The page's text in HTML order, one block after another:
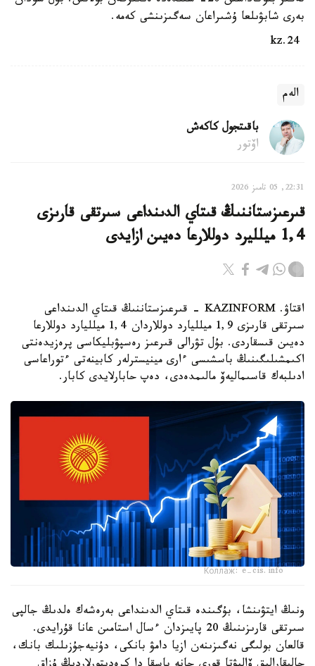
بەرى شابۋىلعا ۇشىراعان سەگىزىنشى كەمە.
الەم
باقىتجول كاكەش
اۆتور
22:31, 05 تامىز 2026
قىرعىزستاننىڭ قىتاي الدىنداعى سىرتقى قارىزى
1,4 ميلليرد دوللارعا دەيىن ازايدى
اقتاۋ. KAZINFORM - قىرعىزستاننىڭ قىتاي الدىنداعى
سىرتقى قارىزى 1,9 ميلليارد دوللاردان 1,4 ميلليارد دوللارعا
دەيىن قىسقاردى. بۇل تۋرالى قىرعىز رەسپۋبليكاسى پرەزيدەنتى
اكىمشىلىگىنىڭ باسشىسى ءارى مينيسترلەر كابينەتى ءتوراعاسى
ادىلبەك قاسىماليەۆ مالىمدەدى، دەپ حابارلايدى كابار.
Коллаж: e-cis.info
ونىڭ ايتۋىنشا، بۇگىندە قىتاي الدىنداعى بەرەشەك ەلدىڭ جالپى
سىرتقى قارىزىنىڭ 20 پايىزدان ءسال استامىن عانا قۇرايدى.
قالعان بولىگى نەگىزىنەن ازيا دامۋ بانكى، دۇنيەجۇزىلىك بانك،